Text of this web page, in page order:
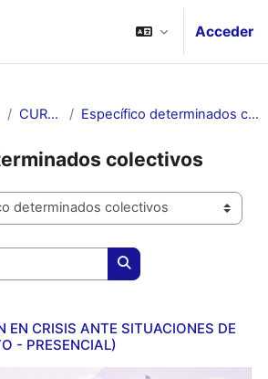
Acceder
CURSOS Específico determinados colectivos
colectivos
Buscar cursos
EN CRISIS ANTE SITUACIONES DE
- PRESENCIAL)